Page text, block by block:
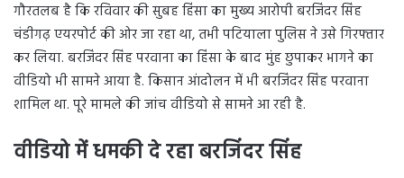
गौरतलब है कि रविवार की सुबह हिंसा का मुख्य आरोपी बरजिंदर सिंह
चंडीगढ़ एयरपोर्ट की ओर जा रहा था, तभी पटियाला पुलिस ने उसे गिरफ्तार
कर लिया. बरजिंदर सिंह परवाना का हिंसा के बाद मुंह छुपाकर भागने का
वीडियो भी सामने आया है. किसान आंदोलन में भी बरजिंदर सिंह परवाना
शामिल था. पूरे मामले की जांच वीडियो से सामने आ रही है.
वीडियो में धमकी दे रहा बरजिंदर सिंह